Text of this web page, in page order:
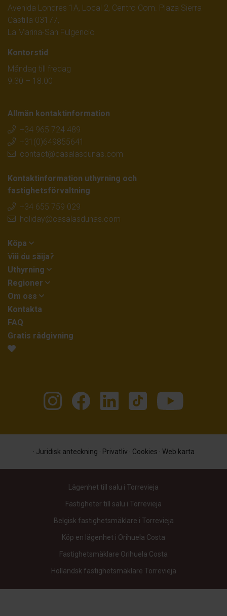
Avenida Londres 1A, Local 2, Centro Com. Plaza Sierra
Castilla 03177,
La Marina-San Fulgencio
Kontorstid
Måndag till fredag
9.30 – 18.00
Allmän kontaktinformation
+34 965 724 489
+31(0)649855641
contact@casalasdunas.com
Kontaktinformation uthyrning och
fastighetsförvaltning
+34 655 759 029
holiday@casalasdunas.com
Köpa
Vill du sälja?
Uthyrning
Regioner
Om oss
Kontakta
FAQ
Gratis rådgivning
· Juridisk anteckning · Privatliv · Cookies · Web karta
Lägenhet till salu i Torrevieja
Fastigheter till salu i Torrevieja
Belgisk fastighetsmäklare i Torrevieja
Köp en lägenhet i Orihuela Costa
Fastighetsmäklare Orihuela Costa
Holländsk fastighetsmäklare Torrevieja